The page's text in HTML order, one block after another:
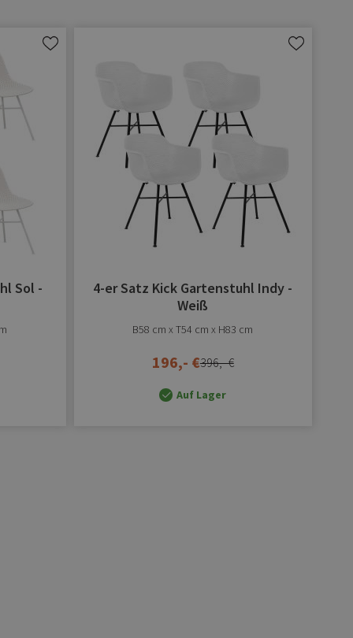
Sol -
4-er Satz Kick Gartenstuhl Indy -
Weiß
B58 cm x T54 cm x H83 cm
196,- €396,- €
Auf Lager